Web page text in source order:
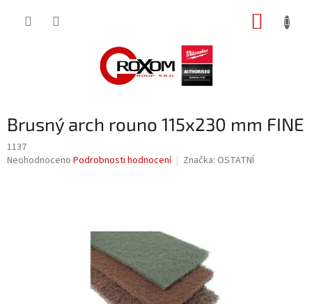
Brusný arch rouno 115x230 mm FINE
1137
Průměrné
Neohodnoceno Podrobnosti hodnocení Značka: OSTATNÍ